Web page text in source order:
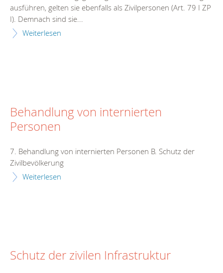
ausführen, gelten sie ebenfalls als Zivilpersonen (Art. 79 I ZP
I). Demnach sind sie...
Weiterlesen
Behandlung von internierten
Personen
7. Behandlung von internierten Personen B. Schutz der
Zivilbevölkerung
Weiterlesen
Schutz der zivilen Infrastruktur